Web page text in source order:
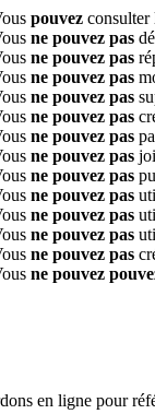
pouvez consulter
ne pouvez pas
ne pouvez pas
ne pouvez pas
ne pouvez pas
ne pouvez pas
ne pouvez pas
ne pouvez pas
ne pouvez pas
ne pouvez pas
ne pouvez pas
ne pouvez pas
ne pouvez pas
ne pouvez
en ligne pour